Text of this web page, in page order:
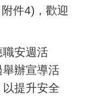
件4)，歡迎
職安週活
辦宣導活
提升安全